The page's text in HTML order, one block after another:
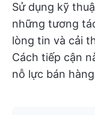
Sử dụng kỹ
những tương
lòng tin và cải
Cách tiếp cận
nỗ lực bán